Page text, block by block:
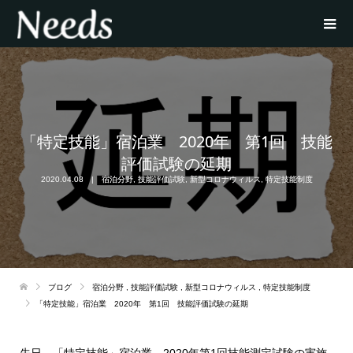
「特定技能」宿泊業 2020年 第1回 技能
評価試験の延期
2020.04.08 宿泊分野, 技能評価試験,新型コロナウィルス 特定技能制度
ブログ 宿泊分野 技能評価試験 新型コロナウィルス
特定技能制度
「特定技能」宿泊業 2020年 第1回 技能評価試験の延期